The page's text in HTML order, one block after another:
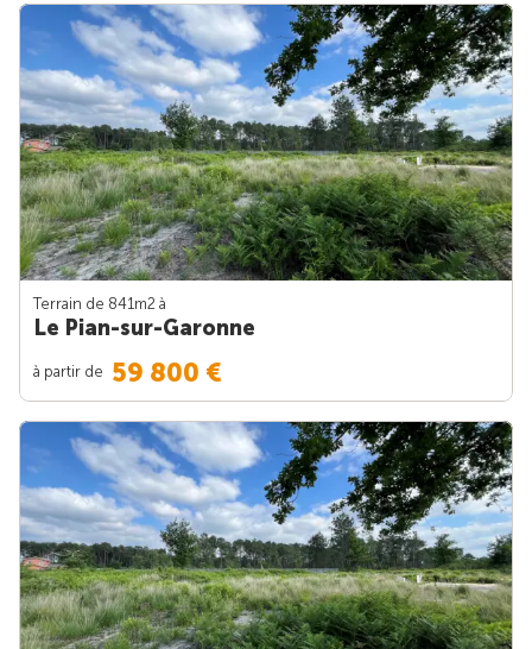
Terrain de 841m2 à
Le Pian-sur-Garonne
à partir de 59 800 €